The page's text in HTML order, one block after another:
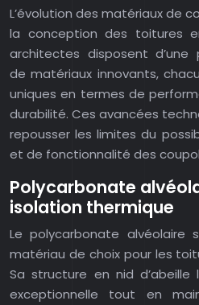
L’évolution des matériaux de
la conception des toitures
architectes disposent d’une
de matériaux innovants,
uniques en termes de
durabilité. Ces avancées
repousser les limites du
et de fonctionnalité des
Polycarbonate
isolation thermique
Le polycarbonate alvéolaire
matériau de choix pour les
Sa structure en nid
exceptionnelle tout en